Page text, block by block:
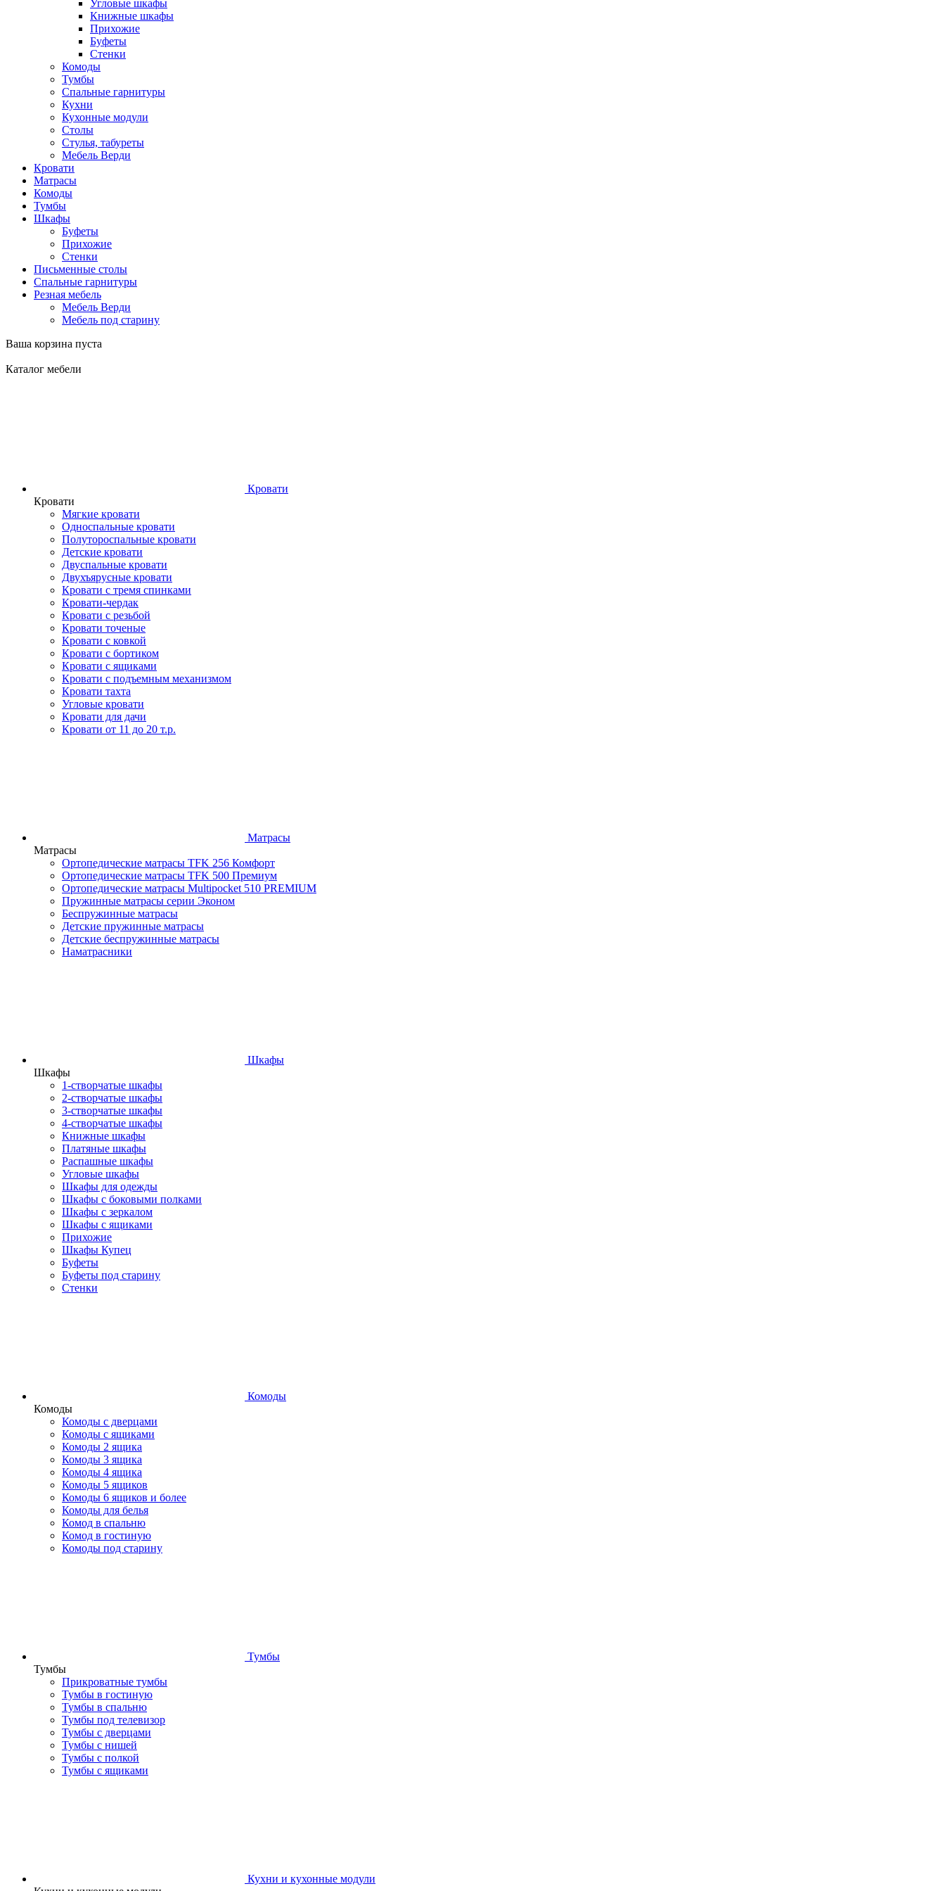
Угловые шкафы
Книжные шкафы
Прихожие
Буфеты
Стенки
Комоды
Тумбы
Спальные гарнитуры
Кухни
Кухонные модули
Столы
Стулья, табуреты
Мебель Верди
Кровати
Матрасы
Комоды
Тумбы
Шкафы
Буфеты
Прихожие
Стенки
Письменные столы
Спальные гарнитуры
Резная мебель
Мебель Верди
Мебель под старину
Ваша корзина пуста
Каталог мебели
Кровати
Кровати
Мягкие кровати
Односпальные кровати
Полутороспальные кровати
Детские кровати
Двуспальные кровати
Двухъярусные кровати
Кровати с тремя спинками
Кровати-чердак
Кровати с резьбой
Кровати точеные
Кровати с ковкой
Кровати с бортиком
Кровати с ящиками
Кровати с подъемным механизмом
Кровати тахта
Угловые кровати
Кровати для дачи
Кровати от 11 до 20 т.р.
Матрасы
Матрасы
Ортопедические матрасы TFK 256 Комфорт
Ортопедические матрасы TFK 500 Премиум
Ортопедические матрасы Multipocket 510 PREMIUM
Пружинные матрасы серии Эконом
Беспружинные матрасы
Детские пружинные матрасы
Детские беспружинные матрасы
Наматрасники
Шкафы
Шкафы
1-створчатые шкафы
2-створчатые шкафы
3-створчатые шкафы
4-створчатые шкафы
Книжные шкафы
Платяные шкафы
Распашные шкафы
Угловые шкафы
Шкафы для одежды
Шкафы с боковыми полками
Шкафы с зеркалом
Шкафы с ящиками
Прихожие
Шкафы Купец
Буфеты
Буфеты под старину
Стенки
Комоды
Комоды
Комоды с дверцами
Комоды с ящиками
Комоды 2 ящика
Комоды 3 ящика
Комоды 4 ящика
Комоды 5 ящиков
Комоды 6 ящиков и более
Комоды для белья
Комод в спальню
Комод в гостиную
Комоды под старину
Тумбы
Тумбы
Прикроватные тумбы
Тумбы в гостиную
Тумбы в спальню
Тумбы под телевизор
Тумбы с дверцами
Тумбы с нишей
Тумбы с полкой
Тумбы с ящиками
Кухни и кухонные модули